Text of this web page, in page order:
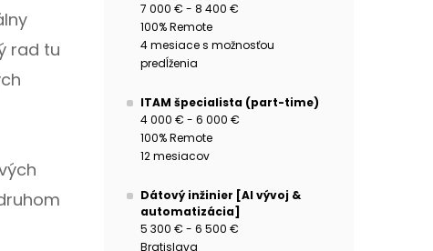
rad tu
7 000 € - 8 400 €
100% Remote
4 mesiace s možnosťou
predĺženia
ITAM špecialista (part-time)
4 000 € - 6 000 €
100% Remote
12 mesiacov
Dátový inžinier [AI vývoj &
automatizácia]
5 300 € - 6 500 €
Bratislava